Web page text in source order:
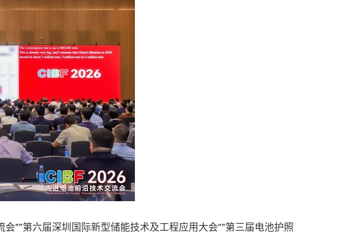
""第六届深圳国际新型储能技术及工程应用大会""第三届电池护照